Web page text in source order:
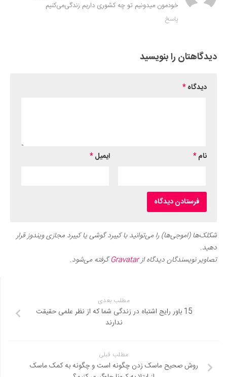
خودمون میدونیم تو چه کشوری داریم زندگی‌می‌کنیم
پاسخ
دیدگاهتان را بنویسید
دیدگاه*
نام* ایمیل*
شکلک‌ها (اموجی‌ها) را می‌توانید با کیبرد گوشی یا کیبرد مجازی ویندوز قرار
دهید.
تصاویر نویسندگان دیدگاه ازGravatarگرفته می‌شود.
مطلب بعدی
15 باور رایج اشتباه در زندگی شما که از نظر علمی حقیقت
ندارند
مطلب قبلی
روش صحیح ماسک زدن چگونه است و چگونه به کمک ماسک